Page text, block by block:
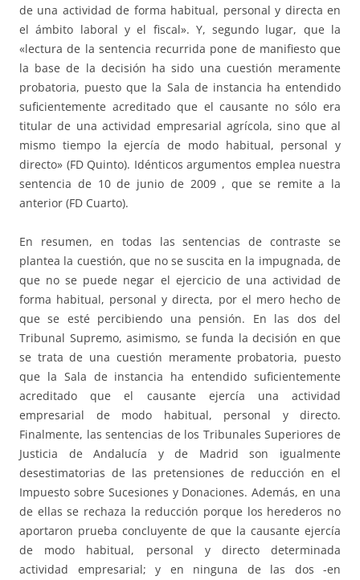
de una actividad de forma habitual, personal y directa en
el ámbito laboral y el fiscal». Y, segundo lugar, que la
«lectura de la sentencia recurrida pone de manifiesto que
la base de la decisión ha sido una cuestión meramente
probatoria, puesto que la Sala de instancia ha entendido
suficientemente acreditado que el causante no sólo era
titular de una actividad empresarial agrícola, sino que al
mismo tiempo la ejercía de modo habitual, personal y
directo» (FD Quinto). Idénticos argumentos emplea nuestra
sentencia de 10 de junio de 2009 , que se remite a la
anterior (FD Cuarto).
En resumen, en todas las sentencias de contraste se
plantea la cuestión, que no se suscita en la impugnada, de
que no se puede negar el ejercicio de una actividad de
forma habitual, personal y directa, por el mero hecho de
que se esté percibiendo una pensión. En las dos del
Tribunal Supremo, asimismo, se funda la decisión en que
se trata de una cuestión meramente probatoria, puesto
que la Sala de instancia ha entendido suficientemente
acreditado que el causante ejercía una actividad
empresarial de modo habitual, personal y directo.
Finalmente, las sentencias de los Tribunales Superiores de
Justicia de Andalucía y de Madrid son igualmente
desestimatorias de las pretensiones de reducción en el
Impuesto sobre Sucesiones y Donaciones. Además, en una
de ellas se rechaza la reducción porque los herederos no
aportaron prueba concluyente de que la causante ejercía
de modo habitual, personal y directo determinada
actividad empresarial; y en ninguna de las dos -en